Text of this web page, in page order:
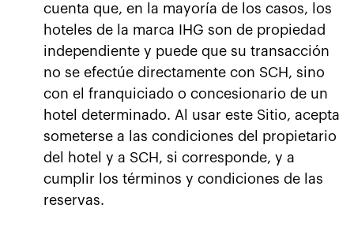
cuenta que, en la mayoría de los casos, los
hoteles de la marca IHG son de propiedad
independiente y puede que su transacción
no se efectúe directamente con SCH, sino
con el franquiciado o concesionario de un
hotel determinado. Al usar este Sitio, acepta
someterse a las condiciones del propietario
del hotel y a SCH, si corresponde, y a
cumplir los términos y condiciones de las
reservas.